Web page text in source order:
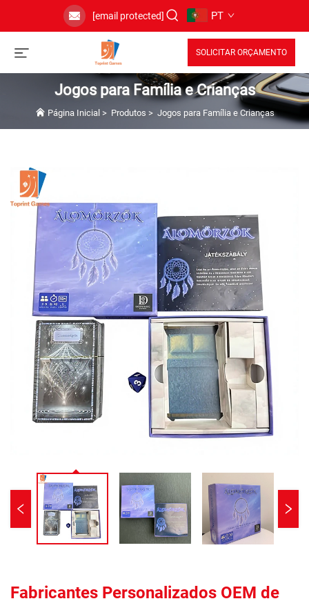
[email protected] PT
SOLICITAR ORÇAMENTO
Jogos para Família e Crianças
Página Inicial > Produtos > Jogos para Família e Crianças
Fabricantes Personalizados OEM de